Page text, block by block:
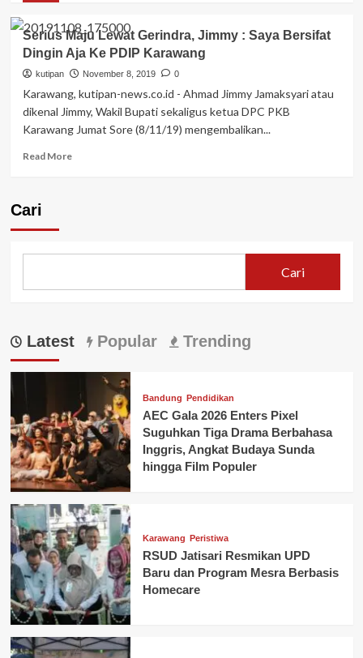
Dianggap
Selalu
Hadir
Jika
Rakyat
Membutuhkan,
Warga
Kutawaluya
Serius Maju Lewat Gerindra, Jimmy : Saya Bersifat
Dingin Aja Ke PDIP Karawang
kutipan November 8, 2019 0
Karawang, kutipan-news.co.id - Ahmad Jimmy Jamaksyari atau
dikenal Jimmy, Wakil Bupati sekaligus ketua DPC PKB
Karawang Jumat Sore (8/11/19) mengembalikan...
Read MoreRead
Saya
Aja
PDIP
Karawang
Cari
Cari
Latest Popular Trending
Bandung Pendidikan
AEC Gala 2026 Enters Pixel
Suguhkan Tiga Drama Berbahasa
Inggris, Angkat Budaya Sunda
hingga Film Populer
Karawang Peristiwa
RSUD Jatisari Resmikan UPD
Baru dan Program Mesra Berbasis
Homecare